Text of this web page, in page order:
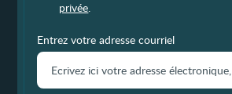
privée
Entrez votre adresse courriel